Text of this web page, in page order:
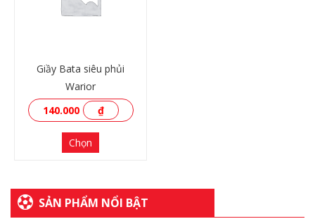
XEM THÊM
Giầy Bata siêu phủi
Warior
140.000
₫
Chọn
SẢN PHẨM NỔI BẬT